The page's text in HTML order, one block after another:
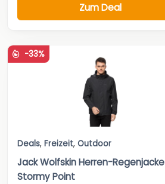
Zum Deal
-33%
Deals, Freizeit, Outdoor
Jack Wolfskin Herren-Regenjacke
Stormy Point